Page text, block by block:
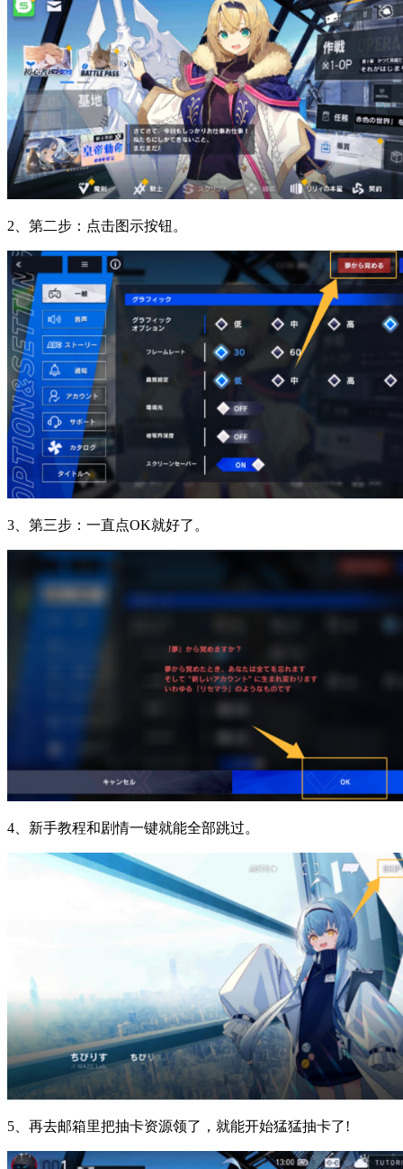
2、第二步：点击图示按钮。
3、第三步：一直点OK就好了。
4、新手教程和剧情一键就能全部跳过。
5、再去邮箱里把抽卡资源领了，就能开始猛猛抽卡了!